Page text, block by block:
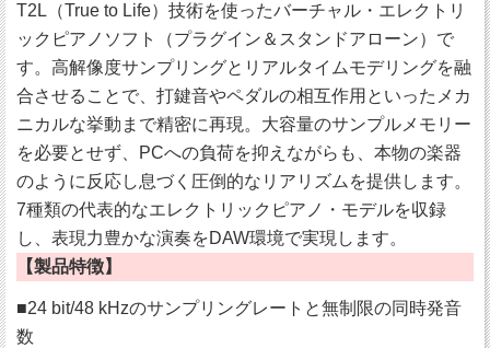
T2L（True to Life）技術を使ったバーチャル・エレクトリ
ックピアノソフト（プラグイン＆スタンドアローン）で
す。高解像度サンプリングとリアルタイムモデリングを融
合させることで、打鍵音やペダルの相互作用といったメカ
ニカルな挙動まで精密に再現。大容量のサンプルメモリー
を必要とせず、PCへの負荷を抑えながらも、本物の楽器
のように反応し息づく圧倒的なリアリズムを提供します。
7種類の代表的なエレクトリックピアノ・モデルを収録
し、表現力豊かな演奏をDAW環境で実現します。
【製品特徴】
■24 bit/48 kHzのサンプリングレートと無制限の同時発音
数